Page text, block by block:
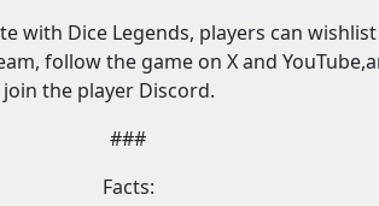
with Dice Legends, players can
follow the game on X and
join the player Discord.
###
Facts: